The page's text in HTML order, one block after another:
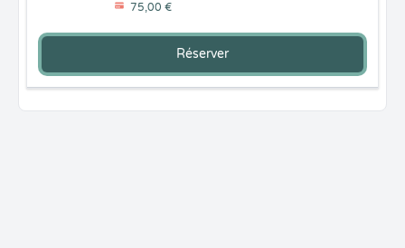
75,00 €
Réserver